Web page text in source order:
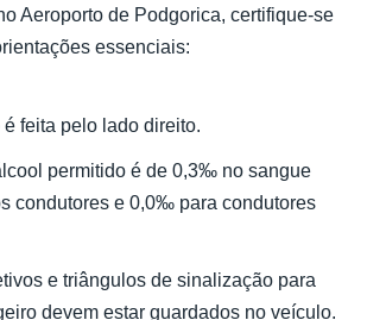
Aeroporto de Podgorica, certifique-se
essenciais:
feita pelo lado direito.
permitido é de 0,3‰ no sangue
condutores e 0,0‰ para condutores
e triângulos de sinalização para
devem estar guardados no veículo.